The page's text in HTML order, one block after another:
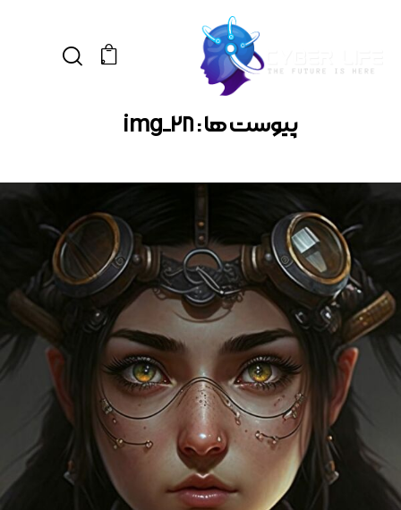
0
پیوست ها : img_28